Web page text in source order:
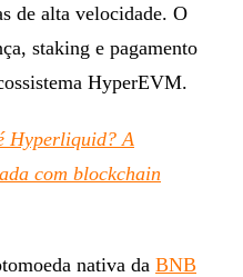
de alta velocidade. O
staking e pagamento
HyperEVM.
Hyperliquid? A
com blockchain
nativa da BNB